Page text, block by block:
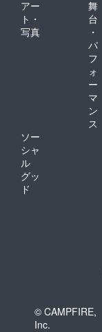
アー
ト・
写真
舞
台
・
パ
フ
ォ
ー
マ
ン
ス
ソー
シャ
ル
グッ
ド
© CAMPFIRE,
Inc.